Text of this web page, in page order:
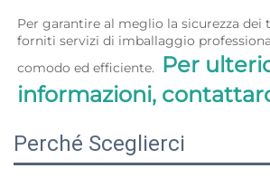
Per garantire al meglio la sicurezza dei
forniti servizi di imballaggio
comodo ed efficiente.
Per
informazioni,
Perché Sceglierci